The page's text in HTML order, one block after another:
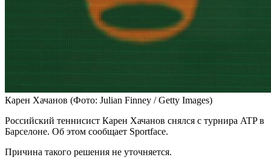
Карен Хачанов (Фото: Julian Finney / Getty Images)
Российский теннисист Карен Хачанов снялся с турнира ATP в
Барселоне. Об этом сообщает Sportface.
Причина такого решения не уточняется.